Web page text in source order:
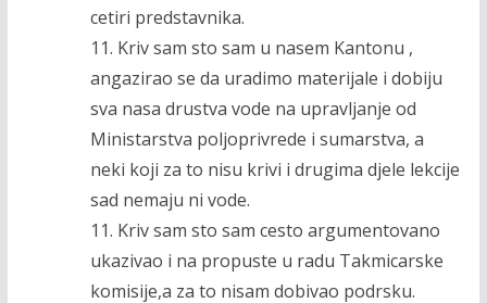
cetiri predstavnika.
11. Kriv sam sto sam u nasem Kantonu ,
angazirao se da uradimo materijale i dobiju
sva nasa drustva vode na upravljanje od
Ministarstva poljoprivrede i sumarstva, a
neki koji za to nisu krivi i drugima djele lekcije
sad nemaju ni vode.
11. Kriv sam sto sam cesto argumentovano
ukazivao i na propuste u radu Takmicarske
komisije,a za to nisam dobivao podrsku.